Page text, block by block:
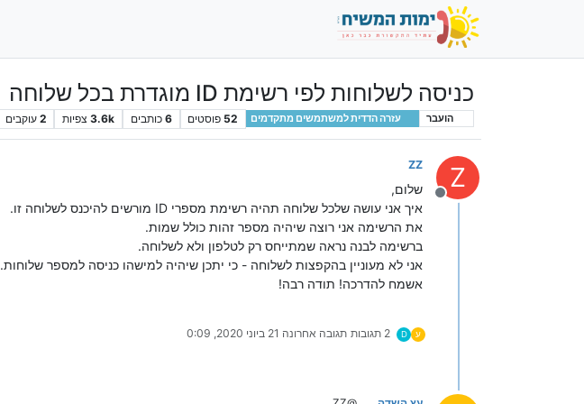
כניסה לשלוחות לפי רשימת ID מוגדרת בכל שלוחה
הועבר עזרה הדדית למשתמשים מתקדמים 52 פוסטים 6 כותבים 3.6k צפיות 2 עוקבים
Z
מנותק
ZZ
שלום,
איך אני עושה שלכל שלוחה תהיה רשימת מספרי ID מורשים להיכנס לשלוחה זו.
את הרשימה אני רוצה שיהיה מספר זהות כולל שמות.
ברשימה לבנה נראה שמתייחס רק לטלפון ולא לשלוחה.
אני לא מעוניין בהקפצות לשלוחה - כי יתכן שיהיה למישהו כניסה למספר שלוחות.
אשמח להדרכה! תודה רבה!
ע D 2 תגובות תגובה אחרונה 21 ביוני 2020, 0:09